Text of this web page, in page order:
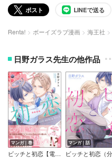
ポスト LINEで送る
Renta! ボーイズラブ漫画 海王社
日野ガラス先生の他作品
マンガ｜巻
ビッチと初恋【電子限定かきおろし漫画付】
マンガ｜話